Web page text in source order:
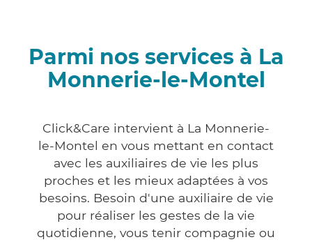
Parmi nos services à La
Monnerie-le-Montel
Click&Care intervient à La Monnerie-
le-Montel en vous mettant en contact
avec les auxiliaires de vie les plus
proches et les mieux adaptées à vos
besoins. Besoin d'une auxiliaire de vie
pour réaliser les gestes de la vie
quotidienne, vous tenir compagnie ou